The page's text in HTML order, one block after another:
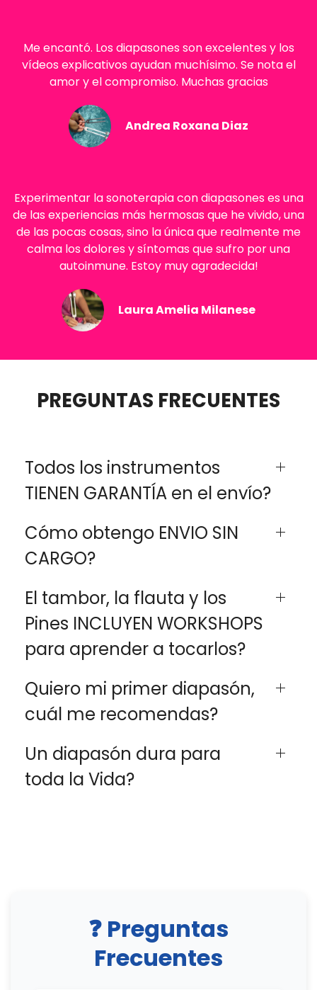
Me encantó. Los diapasones son excelentes y los
vídeos explicativos ayudan muchísimo. Se nota el
amor y el compromiso. Muchas gracias
Andrea Roxana Diaz
Experimentar la sonoterapia con diapasones es una
de las experiencias más hermosas que he vivido, una
de las pocas cosas, sino la única que realmente me
calma los dolores y síntomas que sufro por una
autoinmune. Estoy muy agradecida!
Laura Amelia Milanese
PREGUNTAS FRECUENTES
Todos los instrumentos
TIENEN GARANTÍA en el envío?
Cómo obtengo ENVIO SIN
CARGO?
El tambor, la flauta y los
Pines INCLUYEN WORKSHOPS
para aprender a tocarlos?
Quiero mi primer diapasón,
cuál me recomendas?
Un diapasón dura para
toda la Vida?
❓ Preguntas
Frecuentes